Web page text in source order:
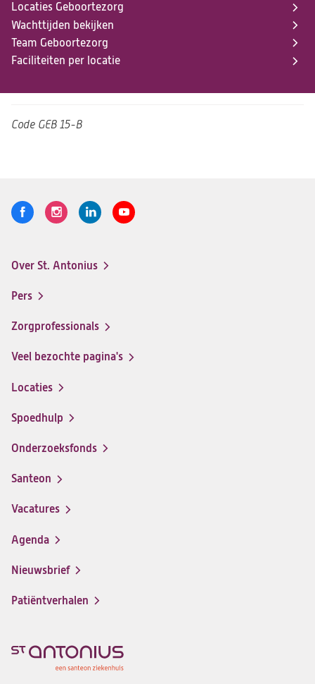
Locaties Geboortezorg
Wachttijden bekijken
Team Geboortezorg
Faciliteiten per locatie
Code GEB 15-B
Volg
Logo
een
ziekenhuis
op
Logo
een
op
Logo
een
op
Logo
menu
Over St. Antonius
Pers
Zorgprofessionals
Veel bezochte pagina's
Locaties
Spoedhulp
Onderzoeksfonds
Santeon
(opent
in
nieuwe
Vacatures
(opent
in
nieuwe
Agenda
Nieuwsbrief
Patiëntverhalen